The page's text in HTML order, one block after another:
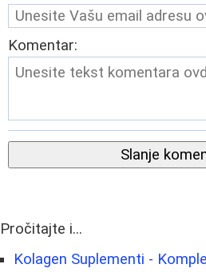
Komentar:
Slanje
Pročitajte i...
Kolagen Suplementi -